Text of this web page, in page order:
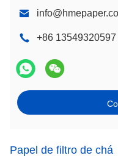
+86 13549320597
Papel de filtro de chá